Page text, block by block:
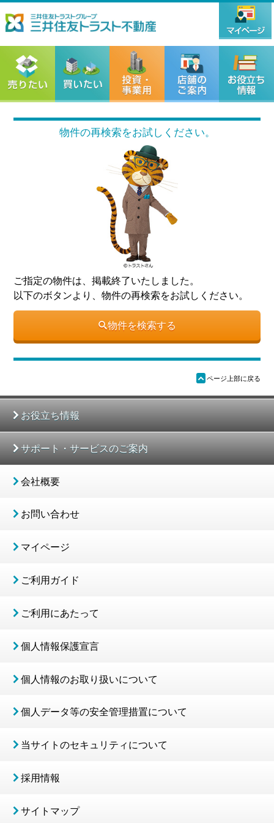
物件の再検索をお試しください。
ご指定の物件は、掲載終了いたしました。
以下のボタンより、物件の再検索をお試しください。
物件を検索する
ü ページ上部に戻る
お役立ち情報
サポート・サービスのご案内
会社概要
お問い合わせ
マイページ
ご利用ガイド
ご利用にあたって
個人情報保護宣言
個人情報のお取り扱いについて
個人データ等の安全管理措置について
当サイトのセキュリティについて
採用情報
サイトマップ